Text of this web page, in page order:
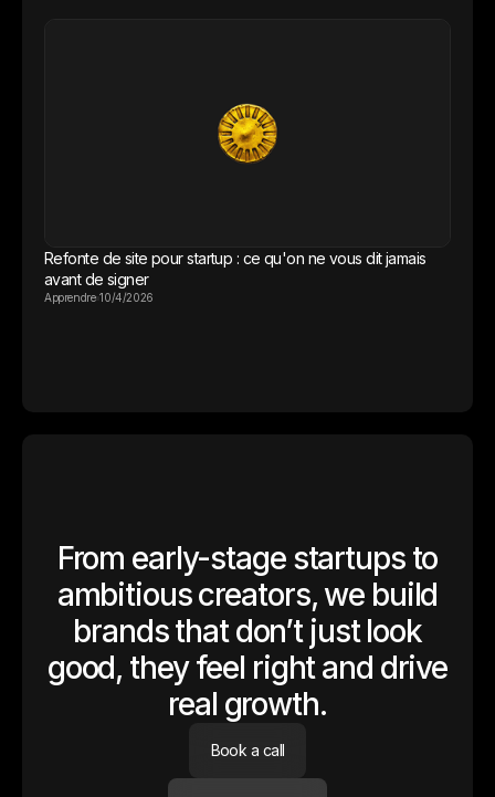
Refonte de site pour startup : ce qu'on ne vous dit jamais
avant de signer
Apprendre 10/4/2026
From early-stage startups to
ambitious creators, we build
brands that don’t just look
good, they feel right and drive
real growth.
Book a call